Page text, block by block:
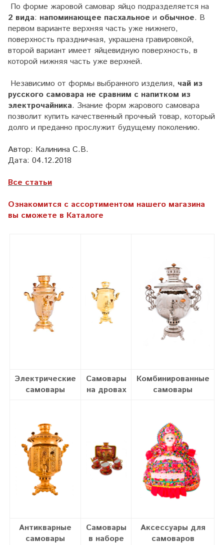
По форме жаровой самовар яйцо подразделяется на
2 вида: напоминающее пасхальное и обычное. В
первом варианте верхняя часть уже нижнего,
поверхность праздничная, украшена гравировкой,
второй вариант имеет яйцевидную поверхность, в
которой нижняя часть уже верхней.
Независимо от формы выбранного изделия, чай из
русского самовара не сравним с напитком из
электрочайника. Знание форм жарового самовара
позволит купить качественный прочный товар, который
долго и преданно прослужит будущему поколению.
Автор: Калинина С.В.
Дата: 04.12.2018
Всестатьи
Ознакомится с ассортиментом нашего магазина
вы сможете в Каталоге
Электрические
самовары
Самовары
на дровах
Комбинированные
самовары
Антикварные
самовары
Самовары
в наборе
Аксессуары для
самоваров